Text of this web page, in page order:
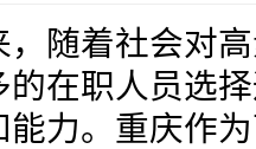
，随着社会对
的在职人员选
能力。重庆作